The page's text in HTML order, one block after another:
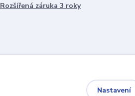
Rozšířená záruka 3 roky
Nastavení